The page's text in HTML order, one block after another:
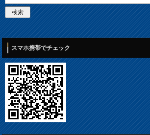
スマホ携帯でチェック